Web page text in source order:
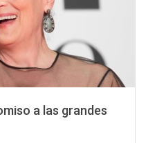
a las grandes